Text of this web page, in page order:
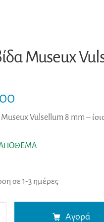
Museux
Vulsellum 8 mm –
σε 1-3 ημέρες
Αγορά